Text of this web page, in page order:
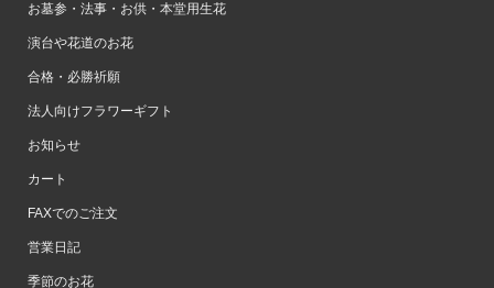
お墓参・法事・お供・本堂用生花
演台や花道のお花
合格・必勝祈願
法人向けフラワーギフト
お知らせ
カート
FAXでのご注文
営業日記
季節のお花